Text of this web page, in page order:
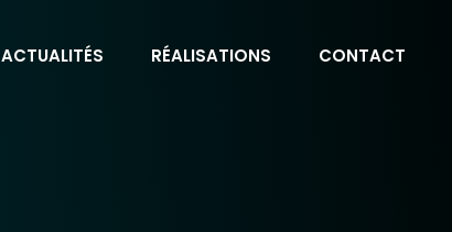
ACTUALITÉS RÉALISATIONS CONTACT